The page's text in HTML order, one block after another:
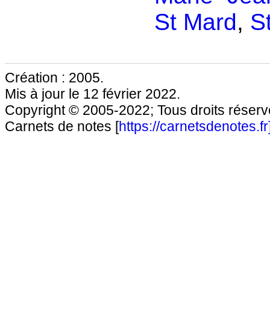
St Mard,
Création : 2005.
Mis à jour le 12 février 2022.
Copyright © 2005-2022; Tous droits
Carnets de notes [https://